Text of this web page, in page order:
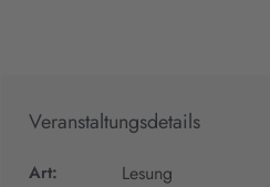
Veranstaltungsdetails
Art: Lesung